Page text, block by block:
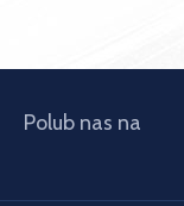
Polub nas na